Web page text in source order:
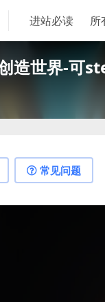
进站必读 所
造世界-可
常见问题